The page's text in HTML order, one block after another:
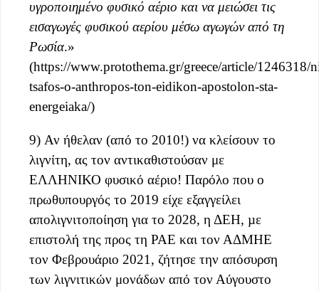
υγροποιημένο φυσικό αέριο και να μειώσει τις
εισαγωγές φυσικού αερίου μέσω αγωγών από τη
Ρωσία.»
(https://www.protothema.gr/greece/article/1246318/
tsafos-o-anthropos-ton-eidikon-apostolon-sta-
energeiaka/)
9) Αν ήθελαν (από το 2010!) να κλείσουν το
λιγνίτη, ας τον αντικαθιστούσαν με
ΕΛΛΗΝΙΚΟ φυσικό αέριο! Παρόλο που ο
πρωθυπουργός το 2019 είχε εξαγγείλει
απολιγνιτοποίηση για το 2028, η ΔΕΗ, µε
επιστολή της προς τη ΡΑΕ και τον ΑΔΜΗΕ
τον Φεβρουάριο 2021, ζήτησε την απόσυρση
των λιγνιτικών μονάδων από τον Αύγουστο